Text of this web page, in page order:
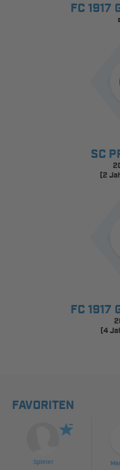
FC 1917
SC
(2
FC 1917
(4
FAVORITEN
Spieler